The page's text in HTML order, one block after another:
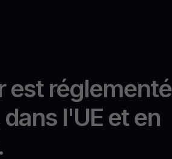
est réglementé
l'UE et en